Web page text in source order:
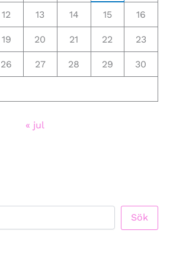
12 13 14 15 16
19 20 21 22 23
26 27 28 29 30
« jul
Sök